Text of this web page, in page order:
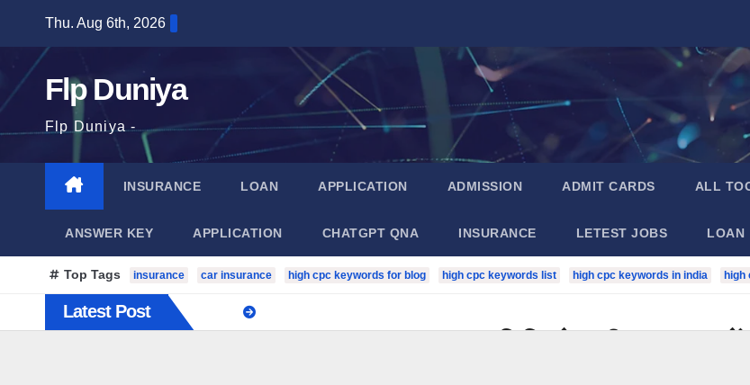
content
Thu. Aug 6th, 2026
Flp Duniya
Flp Duniya -
INSURANCE LOAN APPLICATION ADMISSION ADMIT CARDS ALL
ANSWER KEY APPLICATION CHATGPT QNA INSURANCE LETEST JOBS LOAN
Top Tags insurance car insurance high cpc keywords for blog high cpc keywords list high cpc keywords in india high
Latest Post